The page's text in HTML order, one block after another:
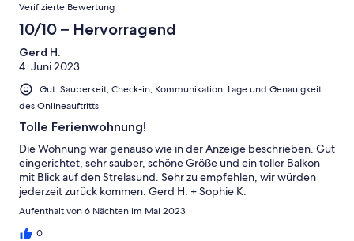
Verifizierte Bewertung
10/10 – Hervorragend
Gerd H.
4. Juni 2023
Gut: Sauberkeit, Check-in, Kommunikation, Lage und Genauigkeit
des Onlineauftritts
Tolle Ferienwohnung!
Die Wohnung war genauso wie in der Anzeige beschrieben. Gut
eingerichtet, sehr sauber, schöne Größe und ein toller Balkon
mit Blick auf den Strelasund. Sehr zu empfehlen, wir würden
jederzeit zurück kommen. Gerd H. + Sophie K.
Aufenthalt von 6 Nächten im Mai 2023
0